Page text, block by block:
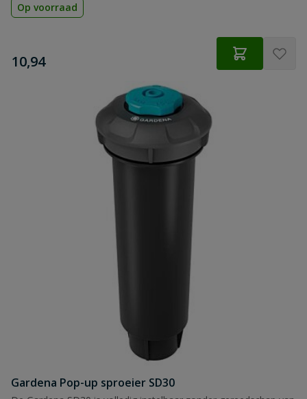
Op voorraad
€
10,94
Gardena Pop-up sproeier SD30